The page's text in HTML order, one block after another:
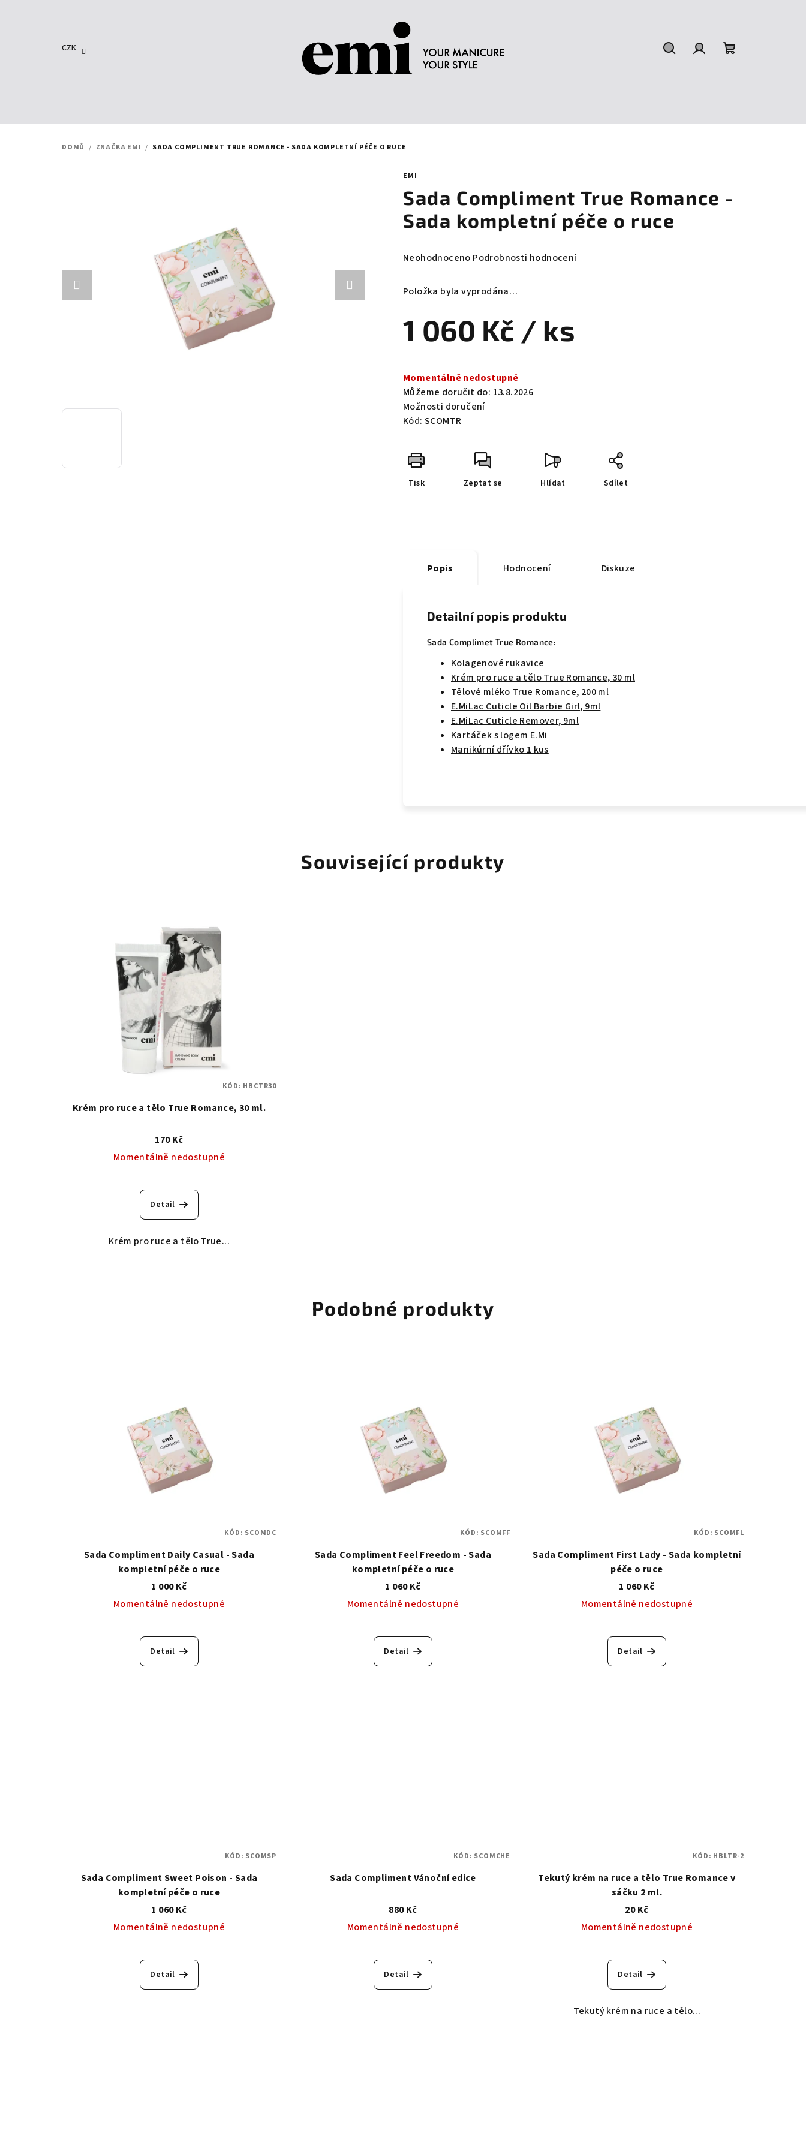
CZK
DOMŮ / ZNAČKA EMI / SADA COMPLIMENT TRUE ROMANCE - SADA KOMPLETNÍ PÉČE O RUCE
EMI
Sada Compliment True Romance -
Sada kompletní péče o ruce
Průměrné
produktu
z
Neohodnoceno Podrobnosti hodnocení
Položka byla vyprodána…
1 060 Kč / ks
cena:
Momentálně nedostupné
Můžeme doručit do: 13.8.2026
Možnosti doručení
Kód: SCOMTR
Tisk Zeptat se Hlídat Sdílet
Popis Hodnocení Diskuze
Detailní popis produktu
Sada Complimet True Romance:
Kolagenové rukavice
Krém pro ruce a tělo True Romance, 30 ml
Tělové mléko True Romance, 200 ml
E.MiLac Cuticle Oil Barbie Girl, 9ml
E.MiLac Cuticle Remover, 9ml
Kartáček s logem E.Mi
Manikúrní dřívko 1 kus
Související produkty
Krém pro ruce a tělo True Romance, 30 ml.
170 Kč
Momentálně nedostupné
Detail
Krém pro ruce a tělo True...
KÓD: HBCTR30
Podobné produkty
Sada Compliment Daily Casual - Sada
kompletní péče o ruce
1 000 Kč
Momentálně nedostupné
Detail
KÓD: SCOMDC
Sada Compliment Feel Freedom - Sada
kompletní péče o ruce
1 060 Kč
Momentálně nedostupné
Detail
KÓD: SCOMFF
Sada Compliment First Lady - Sada kompletní
péče o ruce
1 060 Kč
Momentálně nedostupné
Detail
KÓD: SCOMFL
Sada Compliment Sweet Poison - Sada
kompletní péče o ruce
1 060 Kč
Momentálně nedostupné
Detail
KÓD: SCOMSP
Sada Compliment Vánoční edice
880 Kč
Momentálně nedostupné
Detail
KÓD: SCOMCHE
Tekutý krém na ruce a tělo True Romance v
sáčku 2 ml.
20 Kč
Momentálně nedostupné
Detail
Tekutý krém na ruce a tělo...
KÓD: HBLTR-2